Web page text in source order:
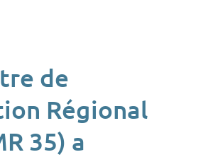
de
Régional
35) a